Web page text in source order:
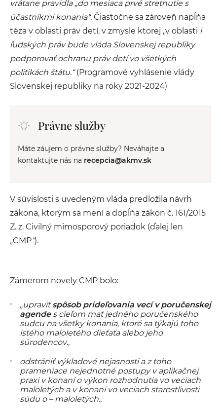
vrátane pravidla „do mesiaca prvé stretnutie s
účastníkmi konania“. Čiastočne sa zároveň napĺňa
téza v oblasti práv detí, v zmysle ktorej „v oblasti i
ľudských práv bude vláda Slovenskej republiky
podporovať ochranu práv detí vo všetkých
politikách štátu.“(Programové vyhlásenie vlády
Slovenskej republiky na roky 2021-2024)
Právne služby
Máte záujem o právne služby? Neváhajte a
kontaktujte nás na recepcia@akmv.sk
V súvislosti s uvedeným vláda predložila návrh
zákona, ktorým sa mení a dopĺňa zákon č. 161/2015
Z. z. Civilný mimosporový poriadok (ďalej len
„CMP“).
Zámerom novely CMP bolo:
„upraviťspôsob prideľovania vecí v poručenskej
agende s cieľom mať jedného poručenského
sudcu na všetky konania, ktoré sa týkajú toho
istého maloletého dieťaťa alebo jeho
súrodencov.,
odstrániť výkladové nejasnosti a z toho
prameniace nejednotné postupy v aplikačnej
praxi v konaní o výkon rozhodnutia vo veciach
maloletých a v konaní vo veciach starostlivosti
súdu o – maloletých.,